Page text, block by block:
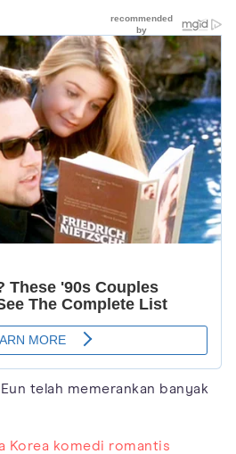
telah memerankan banyak
Korea komedi romantis